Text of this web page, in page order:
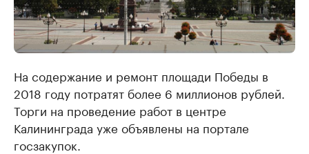
На содержание и ремонт площади Победы в
2018 году потратят более 6 миллионов рублей.
Торги на проведение работ в центре
Калининграда уже объявлены на портале
госзакупок.